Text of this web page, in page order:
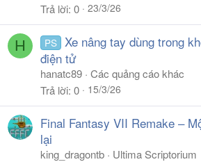
Trả lời 0 23/3/26
H PS Xe nâng tay dùng trong
điện tử
hanatc89 Các quảng cáo khác
Trả lời 0 15/3/26
Final Fantasy VII Remake –
lại
king_dragontb
Ultima Scriptorium